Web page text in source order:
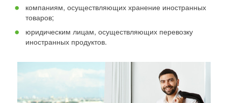
компаниям, осуществляющих хранение иностранных
товаров;
юридическим лицам, осуществляющих перевозку
иностранных продуктов.